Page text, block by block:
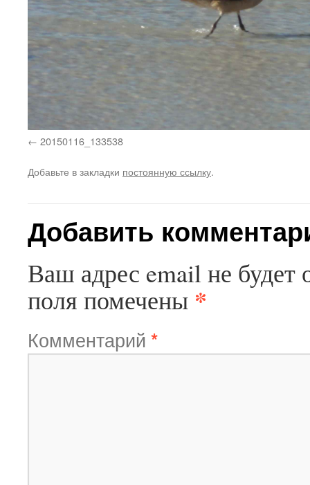
20150116_133538
Добавьте в закладки постоянную ссылку.
Добавить
Ваш адрес email не будет
поля помечены *
Комментарий *